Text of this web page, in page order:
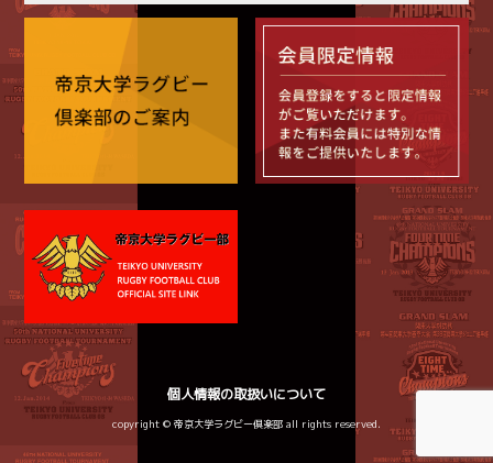
個人情報の取扱いについて
copyright © 帝京大学ラグビー倶楽部 all rights reserved.